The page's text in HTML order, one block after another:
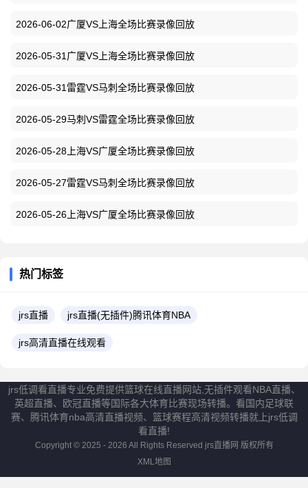
2026-06-02广厦VS上海全场比赛录像回放
2026-05-31广厦VS上海全场比赛录像回放
2026-05-31雷霆VS马刺全场比赛录像回放
2026-05-29马刺VS雷霆全场比赛录像回放
2026-05-28上海VS广厦全场比赛录像回放
2026-05-27雷霆VS马刺全场比赛录像回放
2026-05-26上海VS广厦全场比赛录像回放
热门标签
jrs直播 jrs直播(无插件)腾讯体育NBA
jrs高清直播在线观看
jrs低调看直播专业免费提供篮球在线直播网站,无插件观看NBA直播、
英超直播、欧冠直播等国际各大体育比赛现场转播。看国内足球联
赛、腾讯体育nba高清直播视频、篮球赛程高清视频转播就上jrs低调
看直播!
Copyright © 2025 - 2026 All Rights Reserved jrs直播网 版权所有
XML地图